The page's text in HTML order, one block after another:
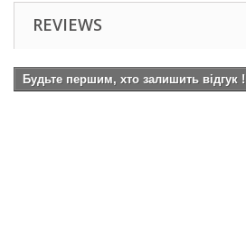
REVIEWS
Будьте першим, хто залишить відгук !